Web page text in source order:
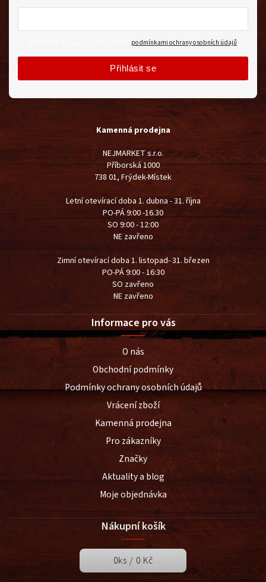
Kamenná prodejna
NEJMARKET s.r.o.
Příborská 1000
738 01, Frýdek-Místek
Letní otevírací doba 1. dubna - 31. října
PO-PÁ 9:00 -16.30
SO 9:00 - 12:00
NE zavřeno
Zimní otevírací doba 1. listopad- 31. březen
PO-PÁ 9:00 - 16:30
SO zavřeno
NE zavřeno
Informace pro vás
O nás
Obchodní podmínky
Podmínky ochrany osobních údajů
Vrácení zboží
Kamenná prodejna
Pro zákazníky
Značky
Aktuality a blog
Moje objednávka
Nákupní košík
0ks / 0 Kč
podmínkami ochrany osobních údajů
Přihlásit se